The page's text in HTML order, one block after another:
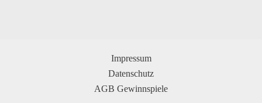
Impressum
Datenschutz
AGB Gewinnspiele